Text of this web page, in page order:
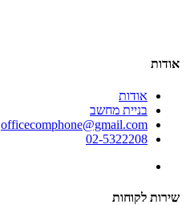
אודות
אודות
בניית מחשב
officecomphone@gmail.com
02-5322208
שירות לקוחות